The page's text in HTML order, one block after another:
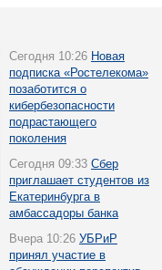
Сегодня 10:26 Новая
подписка «Ростелекома»
позаботится о
кибербезопасности
подрастающего
поколения
Сегодня 09:33 Сбер
приглашает студентов из
Екатеринбурга в
амбассадоры банка
Вчера 10:26 УБРиР
принял участие в